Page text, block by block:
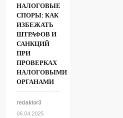
НАЛОГОВЫЕ
СПОРЫ: КАК
ИЗБЕЖАТЬ
ШТРАФОВ И
САНКЦИЙ
ПРИ
ПРОВЕРКАХ
НАЛОГОВЫМИ
ОРГАНАМИ
redaktor3
06.04.2025